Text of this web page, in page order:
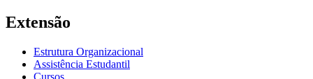
Extensão
Estrutura Organizacional
Assistência Estudantil